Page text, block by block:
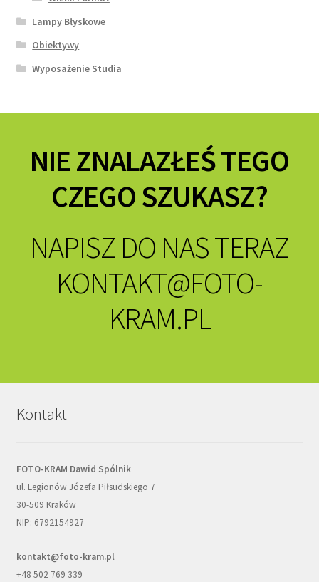
Lampy Błyskowe
Obiektywy
Wyposażenie Studia
NIE ZNALAZŁEŚ TEGO
CZEGO SZUKASZ?
NAPISZ DO NAS TERAZ
KONTAKT@FOTO-
KRAM.PL
Kontakt
FOTO-KRAM Dawid Spólnik
ul. Legionów Józefa Piłsudskiego 7
30-509 Kraków
NIP: 6792154927
kontakt@foto-kram.pl
+48 502 769 339